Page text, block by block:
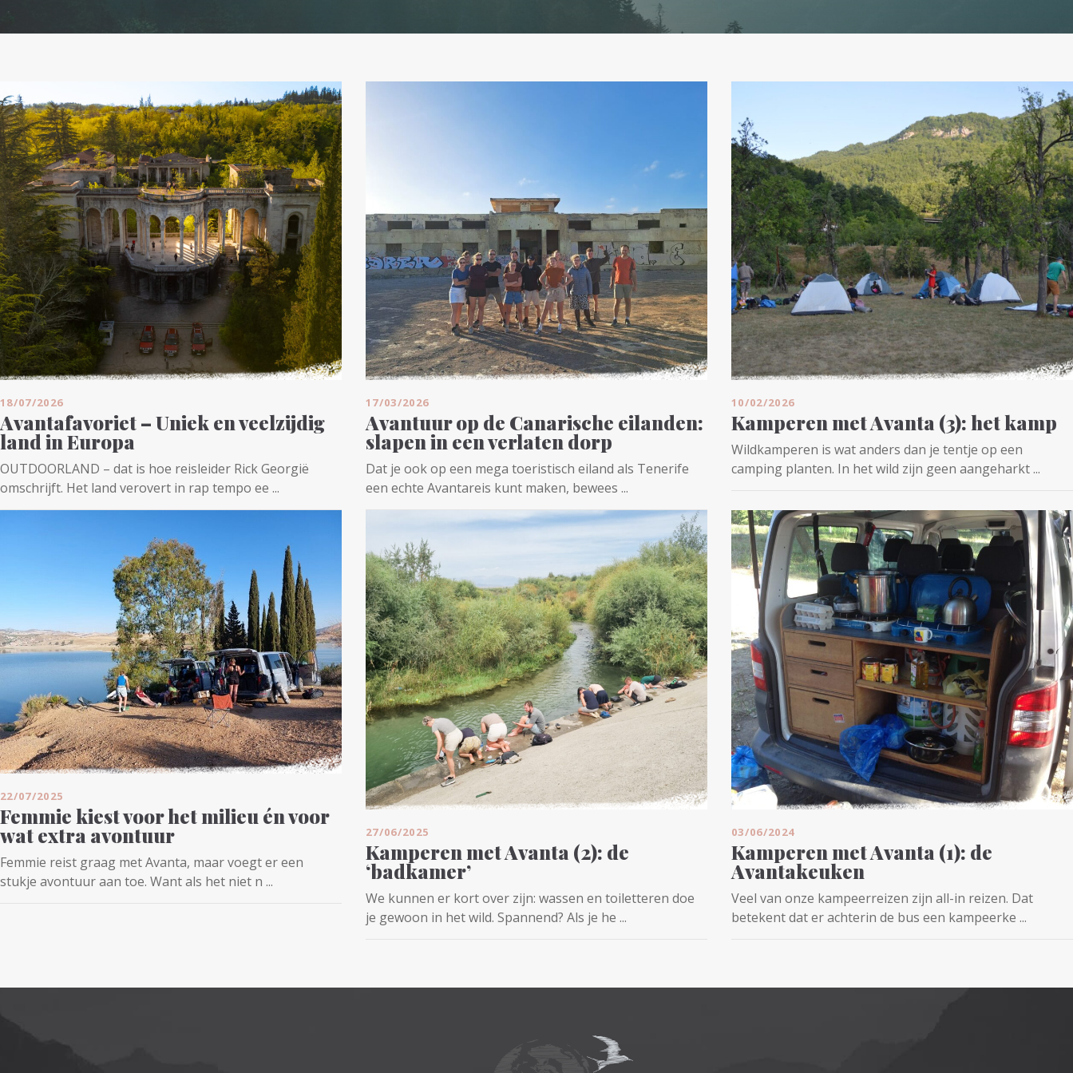
18/07/2026
Avantafavoriet – Uniek en veelzijdig
land in Europa
OUTDOORLAND – dat is hoe reisleider Rick Georgië
omschrijft. Het land verovert in rap tempo ee ...
17/03/2026
Avantuur op de Canarische eilanden:
slapen in een verlaten dorp
Dat je ook op een mega toeristisch eiland als Tenerife
een echte Avantareis kunt maken, bewees ...
10/02/2026
Kamperen met Avanta (3): het kamp
Wildkamperen is wat anders dan je tentje op een
camping planten. In het wild zijn geen aangeharkt ...
22/07/2025
Femmie kiest voor het milieu én voor
wat extra avontuur
Femmie reist graag met Avanta, maar voegt er een
stukje avontuur aan toe. Want als het niet n ...
27/06/2025
Kamperen met Avanta (2): de
‘badkamer’
We kunnen er kort over zijn: wassen en toiletteren doe
je gewoon in het wild. Spannend? Als je he ...
03/06/2024
Kamperen met Avanta (1): de
Avantakeuken
Veel van onze kampeerreizen zijn all-in reizen. Dat
betekent dat er achterin de bus een kampeerke ...